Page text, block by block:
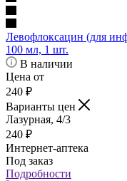
Левофлоксацин (для
100 мл, 1 шт.
В наличии
Цена от
240 ₽
Варианты цен
Лазурная, 4/3
240 ₽
Интернет-аптека
Под заказ
Подробности